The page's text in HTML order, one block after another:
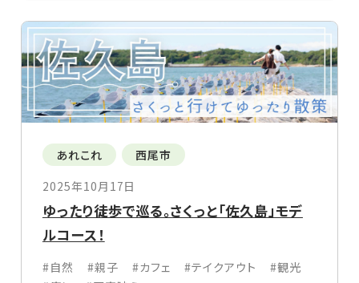
あれこれ
西尾市
2025年10月17日
ゆったり徒歩で巡る。さくっと「佐久島」モデ
ルコース！
#自然 #親子 #カフェ #テイクアウト
#観光